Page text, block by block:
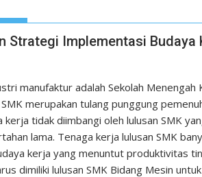
Strategi Implementasi Budaya
manufaktur adalah Sekolah Menengah
merupakan tulang punggung
tidak diimbangi oleh lulusan SMK
lama. Tenaga kerja lulusan SMK
kerja yang menuntut produktivitas
dimiliki lulusan SMK Bidang Mesin